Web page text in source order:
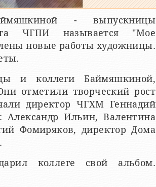
- выпускницы
ЧГПИ называется "Мое
новые работы художницы.
и коллеги Баймяшкиной,
отметили творческий рост
директор ЧГХМ Геннадий
Ильин, Валентина
Фомиряков, директор Дома
коллеге свой альбом.